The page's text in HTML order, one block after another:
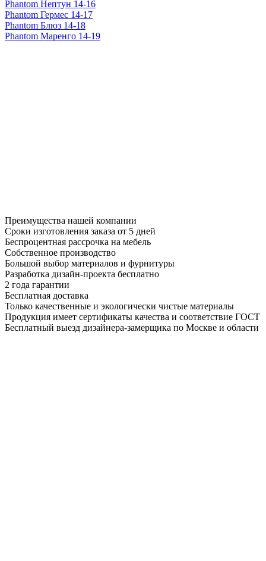
Phantom Нептун 14-16
Phantom Гермес 14-17
Phantom Блюз 14-18
Phantom Маренго 14-19
Преимущества нашей компании
Сроки изготовления заказа от 5 дней
Беспроцентная рассрочка на мебель
Собственное производство
Большой выбор материалов и фурнитуры
Разработка дизайн-проекта бесплатно
2 года гарантии
Бесплатная доставка
Только качественные и экологически чистые материалы
Продукция имеет сертификаты качества и соответствие ГОСТ
Бесплатный выезд дизайнера-замерщика по Москве и области